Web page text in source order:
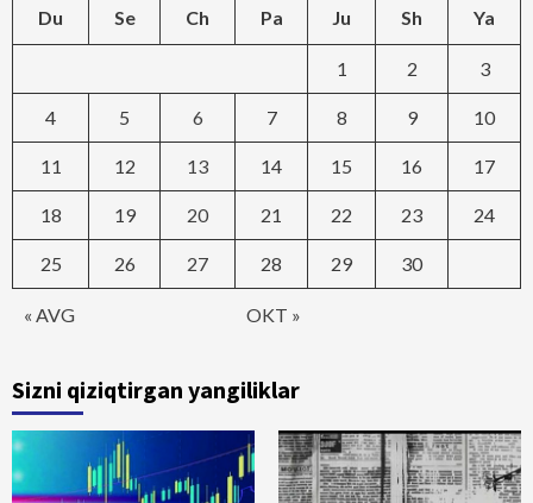
Du Se Ch Pa Ju Sh Ya
« AVG OKT »
1 2 3
4 5 6 7 8 9 10
11 12 13 14 15 16 17
18 19 20 21 22 23 24
25 26 27 28 29 30
Sizni qiziqtirgan yangiliklar